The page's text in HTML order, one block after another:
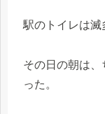
駅のトイレは滅
その日の朝は、
った。